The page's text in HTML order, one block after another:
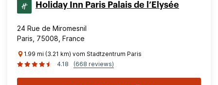
Holiday Inn Paris Palais de l’Elysée
24 Rue de Miromesnil
Paris, 75008, France
1.99 mi (3.21 km) vom Stadtzentrum Paris
4.18
(668 reviews)